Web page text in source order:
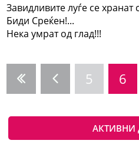
Завидливите луѓе се хранат
Биди Среќен!...
Нека умрат од глад!!!
5 6
АКТИВНИ